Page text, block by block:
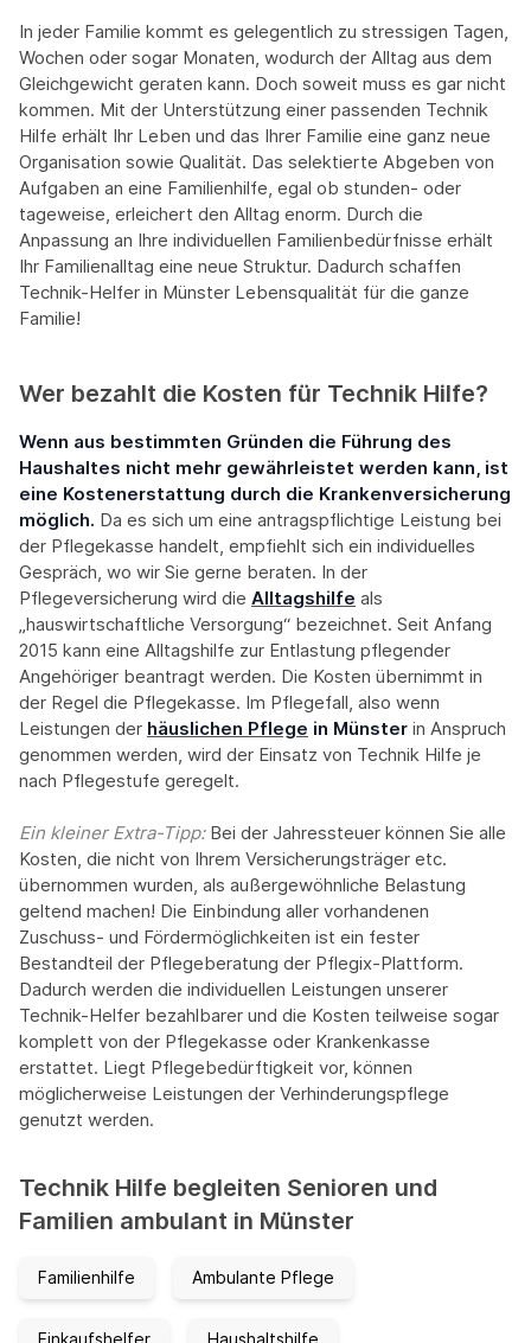
In jeder Familie kommt es gelegentlich zu stressigen Tagen,
Wochen oder sogar Monaten, wodurch der Alltag aus dem
Gleichgewicht geraten kann. Doch soweit muss es gar nicht
kommen. Mit der Unterstützung einer passenden Technik
Hilfe erhält Ihr Leben und das Ihrer Familie eine ganz neue
Organisation sowie Qualität. Das selektierte Abgeben von
Aufgaben an eine Familienhilfe, egal ob stunden- oder
tageweise, erleichert den Alltag enorm. Durch die
Anpassung an Ihre individuellen Familienbedürfnisse erhält
Ihr Familienalltag eine neue Struktur. Dadurch schaffen
Technik-Helfer in Münster Lebensqualität für die ganze
Familie!
Wer bezahlt die Kosten für Technik Hilfe?
Wenn aus bestimmten Gründen die Führung des
Haushaltes nicht mehr gewährleistet werden kann, ist
eine Kostenerstattung durch die Krankenversicherung
möglich. Da es sich um eine antragspflichtige Leistung bei
der Pflegekasse handelt, empfiehlt sich ein individuelles
Gespräch, wo wir Sie gerne beraten. In der
Pflegeversicherung wird die Alltagshilfe als
„hauswirtschaftliche Versorgung“ bezeichnet. Seit Anfang
2015 kann eine Alltagshilfe zur Entlastung pflegender
Angehöriger beantragt werden. Die Kosten übernimmt in
der Regel die Pflegekasse. Im Pflegefall, also wenn
Leistungen der häuslichen Pflege in Münster in Anspruch
genommen werden, wird der Einsatz von Technik Hilfe je
nach Pflegestufe geregelt.
Ein kleiner Extra-Tipp:‍ Bei der Jahressteuer können Sie alle
Kosten, die nicht von Ihrem Versicherungsträger etc.
übernommen wurden, als außergewöhnliche Belastung
geltend machen! Die Einbindung aller vorhandenen
Zuschuss- und Fördermöglichkeiten ist ein fester
Bestandteil der Pflegeberatung der Pflegix-Plattform.
Dadurch werden die individuellen Leistungen unserer
Technik-Helfer bezahlbarer und die Kosten teilweise sogar
komplett von der Pflegekasse oder Krankenkasse
erstattet. Liegt Pflegebedürftigkeit vor, können
möglicherweise Leistungen der Verhinderungspflege
genutzt werden.
Technik Hilfe begleiten Senioren und
Familien ambulant in Münster
Familienhilfe Ambulante Pflege